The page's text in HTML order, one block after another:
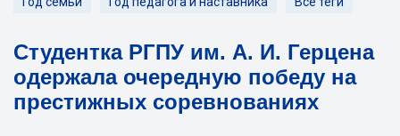
Студентка РГПУ им. А. И. Герцена
одержала очередную победу на
престижных соревнованиях